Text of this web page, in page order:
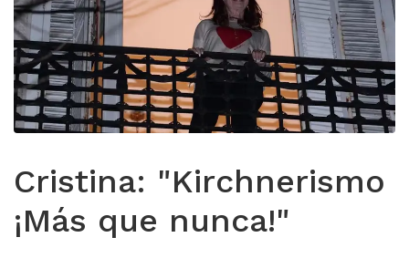
Cristina: "Kirchnerismo
¡Más que nunca!"